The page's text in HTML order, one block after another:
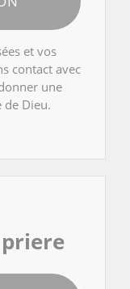
et vos
contact avec
une
de Dieu.